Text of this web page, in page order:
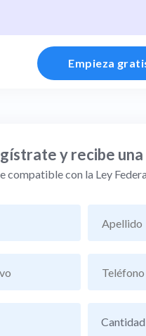
Empieza
y recibe una
compatible con la Ley